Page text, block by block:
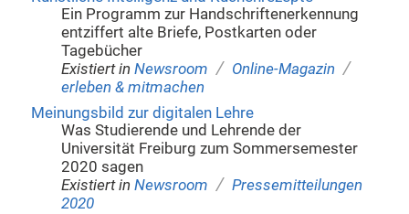
Ein Programm zur Handschriftenerkennung
entziffert alte Briefe, Postkarten oder
Tagebücher
Existiert in Newsroom / Online-Magazin /
erleben & mitmachen
Meinungsbild zur digitalen Lehre
Was Studierende und Lehrende der
Universität Freiburg zum Sommersemester
2020 sagen
Existiert in Newsroom / Pressemitteilungen
2020